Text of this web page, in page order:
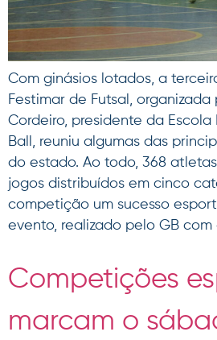
Com ginásios lotados, a
Festimar de Futsal,
Cordeiro, presidente da
Ball, reuniu algumas das
do estado. Ao todo, 368
jogos distribuídos em cinco
competição um sucesso
evento, realizado pelo GB com
Competições
marcam o